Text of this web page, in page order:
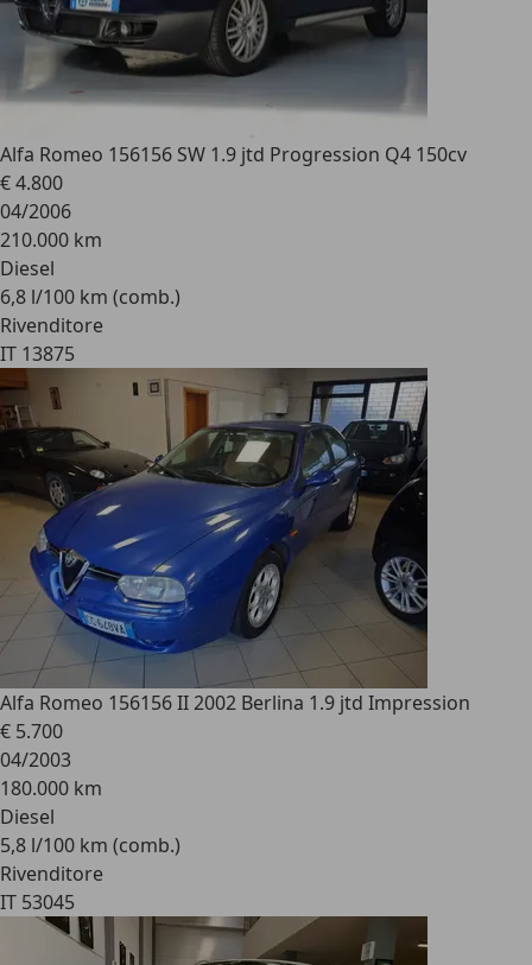
Alfa Romeo 156156 SW 1.9 jtd Progression Q4 150cv
€ 4.800
04/2006
210.000 km
Diesel
6,8 l/100 km (comb.)
Rivenditore
IT 13875
Alfa Romeo 156156 II 2002 Berlina 1.9 jtd Impression
€ 5.700
04/2003
180.000 km
Diesel
5,8 l/100 km (comb.)
Rivenditore
IT 53045